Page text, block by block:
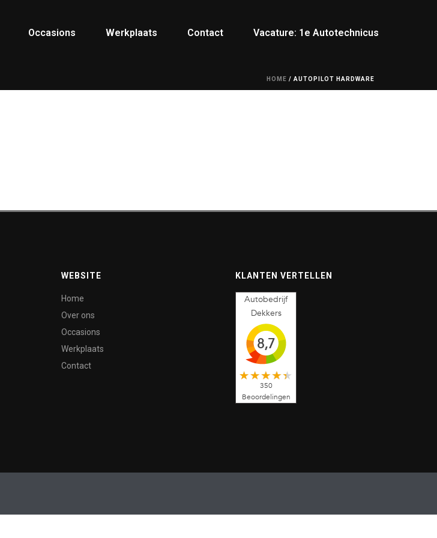
Occasions Werkplaats Contact Vacature: 1e Autotechnicus
HOME / AUTOPILOT HARDWARE
WEBSITE
Home
Over ons
Occasions
Werkplaats
Contact
KLANTEN VERTELLEN
Autobedrijf
Dekkers
8,7
350
Beoordelingen